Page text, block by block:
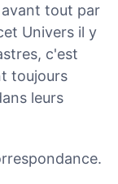
avant tout par
Univers il y
c'est
toujours
leurs